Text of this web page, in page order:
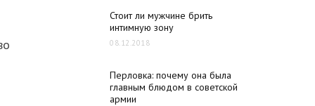
Стоит ли мужчине брить
интимную зону
08.12.2018
Перловка: почему она была
главным блюдом в советской
армии